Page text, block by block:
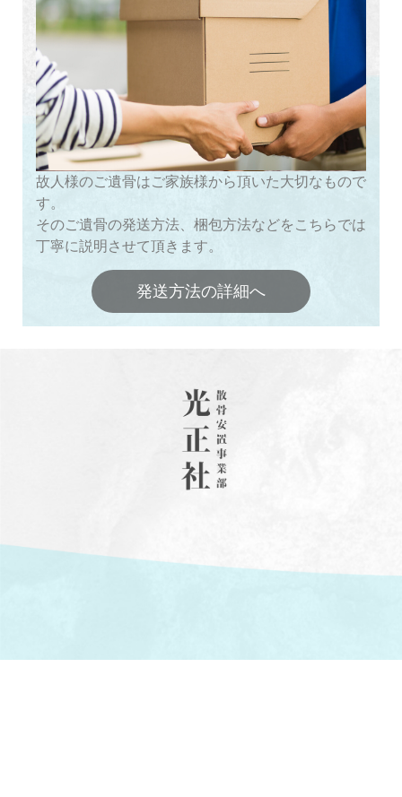
故人様のご遺骨はご家族様から頂いた大切なもので
す。
そのご遺骨の発送方法、梱包方法などをこちらでは
丁寧に説明させて頂きます。
発送方法の詳細へ